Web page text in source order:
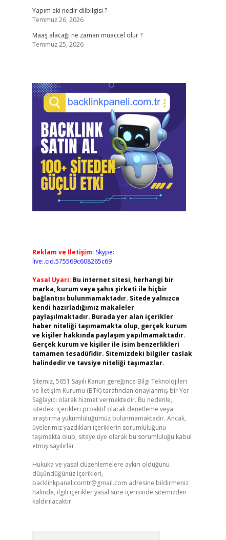
Yapım eki nedir dilbilgisi ?
Temmuz 26, 2026
Maaş alacağı ne zaman muaccel olur ?
Temmuz 25, 2026
Reklam ve İletişim: Skype:
live:.cid.575569c608265c69
Yasal Uyarı: Bu internet sitesi, herhangi bir
marka, kurum veya şahıs şirketi ile hiçbir
bağlantısı bulunmamaktadır. Sitede yalnızca
kendi hazırladığımız makaleler
paylaşılmaktadır. Burada yer alan içerikler
haber niteliği taşımamakta olup, gerçek kurum
ve kişiler hakkında paylaşım yapılmamaktadır.
Gerçek kurum ve kişiler ile isim benzerlikleri
tamamen tesadüfidir. Sitemizdeki bilgiler taslak
halindedir ve tavsiye niteliği taşımazlar.
Sitemiz, 5651 Sayılı Kanun gereğince Bilgi Teknolojileri
ve İletişim Kurumu (BTK) tarafından onaylanmış bir Yer
Sağlayıcı olarak hizmet vermektedir. Bu nedenle,
sitedeki içerikleri proaktif olarak denetleme veya
araştırma yükümlülüğümüz bulunmamaktadır. Ancak,
üyelerimiz yazdıkları içeriklerin sorumluluğunu
taşımakta olup, siteye üye olarak bu sorumluluğu kabul
etmiş sayılırlar.
Hukuka ve yasal düzenlemelere aykırı olduğunu
düşündüğünüz içerikleri,
backlinkpanelicomtr@gmail.com adresine bildirmeniz
halinde, ilgili içerikler yasal süre içerisinde sitemizden
kaldırılacaktır.